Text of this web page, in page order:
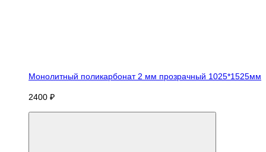
Монолитный поликарбонат 2 мм прозрачный 1025*1525мм
2400 ₽